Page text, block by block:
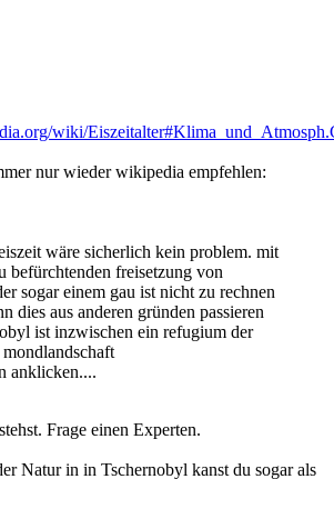
wiki/
nur wieder wikipedia empfehlen:
wäre sicherlich kein problem. mit
befürchtenden freisetzung von
sogar einem gau ist nicht zu rechnen
dies aus anderen gründen passieren
ist inzwischen ein refugium der
anklicken....
Frage einen Experten.
Natur in in Tschernobyl kanst du sogar als